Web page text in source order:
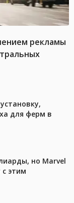
рекламы
для ферм в
но Marvel
этим